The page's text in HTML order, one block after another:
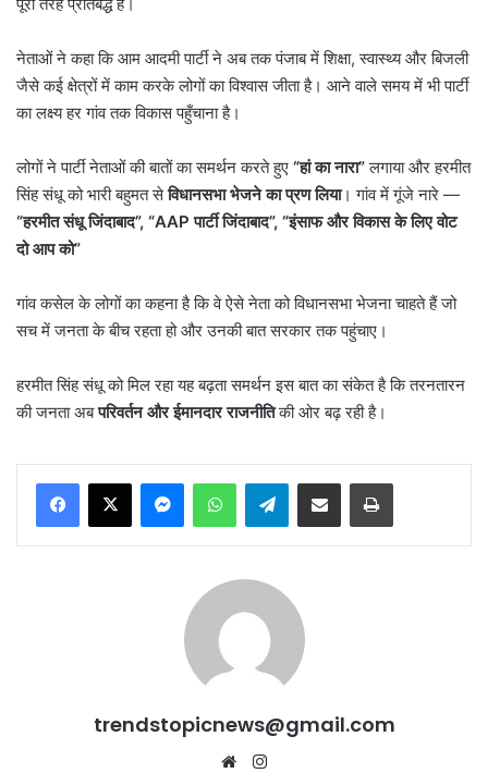
नेताओं ने कहा कि आम आदमी पार्टी ने अब तक पंजाब में शिक्षा, स्वास्थ्य और बिजली
जैसे कई क्षेत्रों में काम करके लोगों का विश्वास जीता है। आने वाले समय में भी पार्टी
का लक्ष्य हर गांव तक विकास पहुँचाना है।
लोगों ने पार्टी नेताओं की बातों का समर्थन करते हुए “हां का नारा”लगाया और हरमीत
सिंह संधू को भारी बहुमत सेविधानसभा भेजने का प्रण लिया। गांव में गूंजे नारे —
“हरमीत संधू जिंदाबाद”, “AAPपार्टी जिंदाबाद”, “इंसाफ और विकास के लिए वोट
दो आप को”
गांव कसेल के लोगों का कहना है कि वे ऐसे नेता को विधानसभा भेजना चाहते हैं जो
सच में जनता के बीच रहता हो और उनकी बात सरकार तक पहुंचाए।
हरमीत सिंह संधू को मिल रहा यह बढ़ता समर्थन इस बात का संकेत है कि तरनतारन
की जनता अबपरिवर्तन और ईमानदार राजनीतिकी ओर बढ़ रही है।
MessengerWhatsAppTelegramShare via Email Print
trendstopicnews@gmail.com
Website